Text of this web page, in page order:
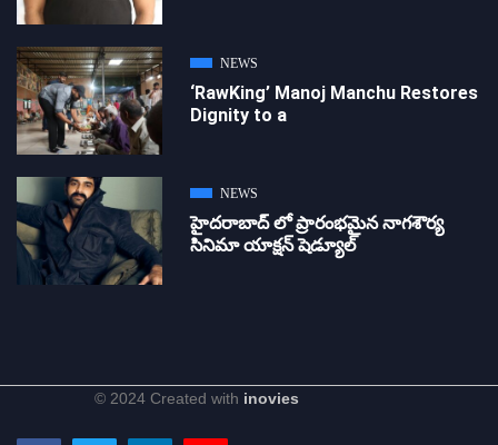
NEWS
‘RawKing’ Manoj Manchu Restores
Dignity to a
NEWS
హైదరాబాద్ లో ప్రారంభమైన నాగశౌర్య
సినిమా యాక్షన్ షెడ్యూల్
© 2024 Created with inovies